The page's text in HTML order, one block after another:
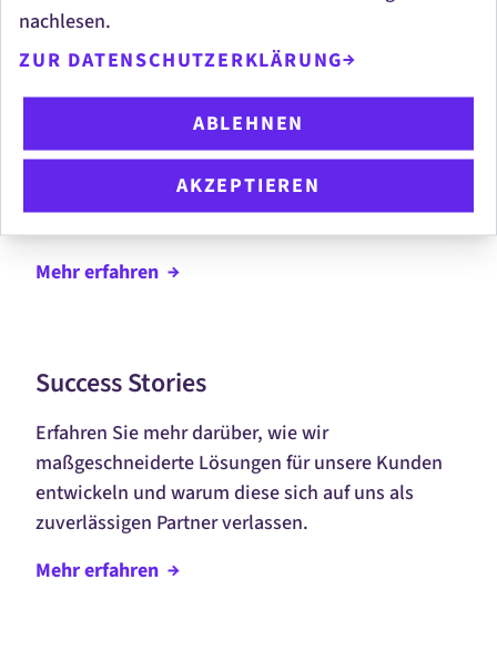
nachlesen.
ZUR DATENSCHUTZERKLÄRUNG
ABLEHNEN
AKZEPTIEREN
Apps für digitale Inhalte und E-
Learning-Apps
Machen Sie das Beste aus Ihren Inhalten und
überwinden Sie die Grenzen herkömmlicher
Formate mit einer maßgeschneidertenAppfür
digitale Inhalte, die den Informationsbedarf
Mehrerfahren
Success Stories
Erfahren Sie mehr darüber, wie wir
maßgeschneiderte Lösungen für unsere Kunden
entwickeln und warum diese sich auf uns als
zuverlässigen Partner verlassen.
Mehrerfahren